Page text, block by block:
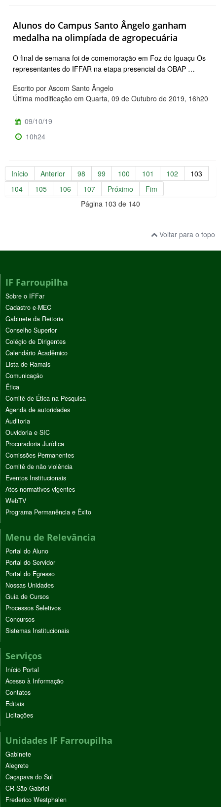
Alunos do Campus Santo Ângelo ganham
medalha na olimpíada de agropecuária
O final de semana foi de comemoração em Foz do Iguaçu Os
representantes do IFFAR na etapa presencial da OBAP …
Escrito por Ascom Santo Ângelo
Última modificação em Quarta, 09 de Outubro de 2019, 16h20
09/10/19
10h24
Início Anterior 98 99 100 101 102
103
104
105 106 107 Próximo
Fim
Página 103 de 140
Voltar para o topo
IF Farroupilha
Sobre o IFFar
Cadastro e-MEC
Gabinete da Reitoria
Conselho Superior
Colégio de Dirigentes
Calendário Acadêmico
Lista de Ramais
Comunicação
Ética
Comitê de Ética na Pesquisa
Agenda de autoridades
Auditoria
Ouvidoria e SIC
Procuradoria Jurídica
Comissões Permanentes
Comitê de não violência
Eventos Institucionais
Atos normativos vigentes
WebTV
Programa Permanência e Êxito
Menu de Relevância
Portal do Aluno
Portal do Servidor
Portal do Egresso
Nossas Unidades
Guia de Cursos
Processos Seletivos
Concursos
Sistemas Institucionais
Serviços
Início Portal
Acesso à Informação
Contatos
Editais
Licitações
Unidades IF Farroupilha
Gabinete
Alegrete
Caçapava do Sul
CR São Gabriel
Frederico Westphalen